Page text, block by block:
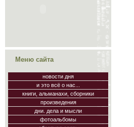
Меню сайта
новости дня
и это всё о нас...
книги, альманахи, сборники
произведения
дни. дела и мысли
фотоальбомы